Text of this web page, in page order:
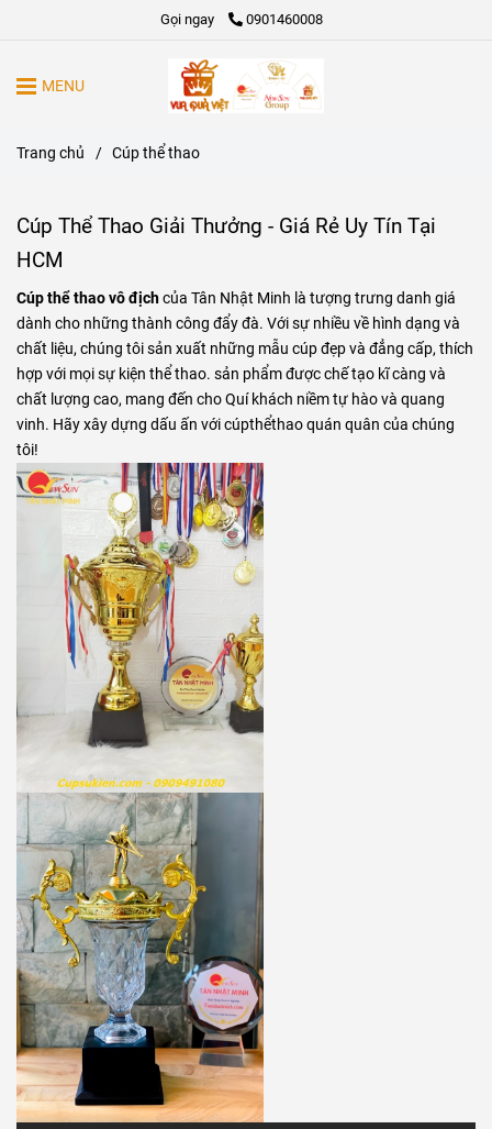
Gọi ngay 0901460008
MENU
Trang chủ / Cúp thể thao
Cúp Thể Thao Giải Thưởng - Giá Rẻ Uy Tín Tại
HCM
Cúp thể thao vô địchcủa Tân Nhật Minh là tượng trưng danh giá
dành cho những thành công đẩy đà. Với sự nhiều về hình dạng và
chất liệu, chúng tôi sản xuất những mẫu cúp đẹp và đẳng cấp, thích
hợp với mọi sự kiện thể thao. sản phẩm được chế tạo kĩ càng và
chất lượng cao, mang đến cho Quí khách niềm tự hào và quang
vinh. Hãy xây dựng dấu ấn với cúpthểthao quán quân của chúng
tôi!